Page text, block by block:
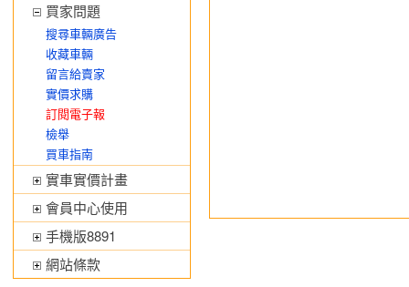
買家問題
搜尋車輛廣告
收藏車輛
留言給賣家
實價求購
訂閱電子報
檢舉
買車指南
實車實價計畫
會員中心使用
手機版8891
網站條款